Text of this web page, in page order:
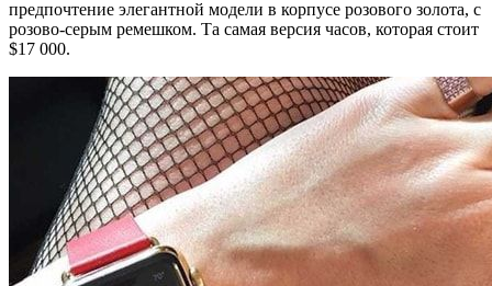
предпочтение элегантной модели в корпусе розового золота, с
розово-серым ремешком. Та самая версия часов, которая стоит
$17 000.